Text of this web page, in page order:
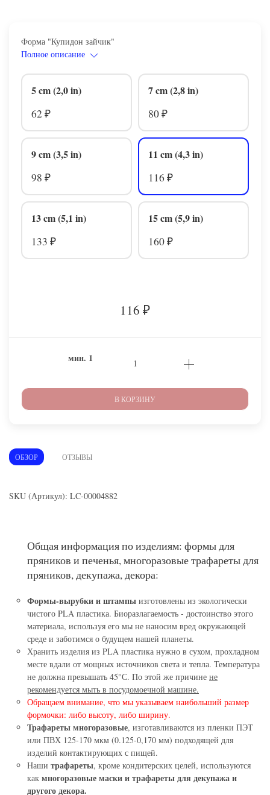
Форма "Купидон зайчик"
Полное описание
5 cm (2,0 in)
62 ₽
7 cm (2,8 in)
80 ₽
9 cm (3,5 in)
98 ₽
11 cm (4,3 in)
116 ₽
13 cm (5,1 in)
133 ₽
15 cm (5,9 in)
160 ₽
116 ₽
мин. 1
В КОРЗИНУ
ОБЗОР ОТЗЫВЫ
SKU (Артикул): LC-00004882
Общая информация по изделиям: формы для
пряников и печенья, многоразовые трафареты для
пряников, декупажа, декора:
Формы-вырубки и штампы изготовлены из экологически
чистого PLA пластика. Биоразлагаемость - достоинство этого
материала, используя его мы не наносим вред окружающей
среде и заботимся о будущем нашей планеты.
Хранить изделия из PLA пластика нужно в сухом, прохладном
месте вдали от мощных источников света и тепла. Температура
не должна превышать 45°С. По этой же причине не
рекомендуется мыть в посудомоечной машине.
Обращаем внимание, что мы указываем наибольший размер
формочки: либо высоту, либо ширину.
Трафареты многоразовые, изготавливаются из пленки ПЭТ
или ПВХ 125-170 мкм (0.125-0,170 мм) подходящей для
изделий контактирующих с пищей.
Наши трафареты, кроме кондитерских целей, используются
как многоразовые маски и трафареты для декупажа и
другого декора.